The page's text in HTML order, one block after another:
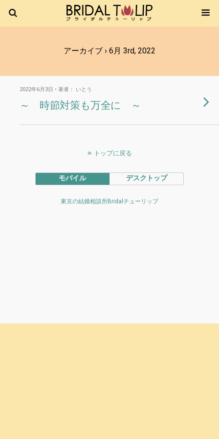
アーカイブ › 6月 3rd, 2022
2022年6月3日 • 著者： いとう
～ 時節対策も万全に ～
トップに戻る
モバイル デスクトップ
東京の結婚相談所Bridalチューリップ